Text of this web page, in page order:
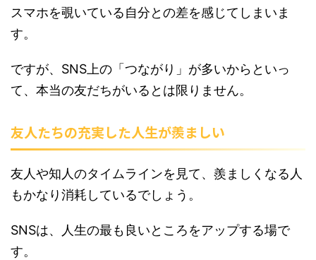
スマホを覗いている自分との差を感じてしまいま
す。
ですが、SNS上の「つながり」が多いからといっ
て、本当の友だちがいるとは限りません。
友人たちの充実した人生が羨ましい
友人や知人のタイムラインを見て、羨ましくなる人
もかなり消耗しているでしょう。
SNSは、人生の最も良いところをアップする場で
す。